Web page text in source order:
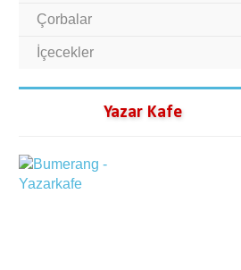
Çorbalar
İçecekler
Yazar Kafe